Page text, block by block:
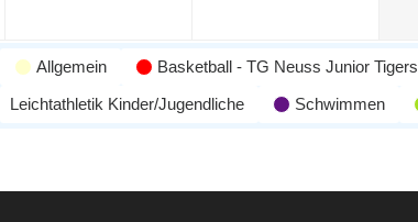
Allgemein Basketball - TG Neuss Junior Tigers
Leichtathletik Kinder/Jugendliche
Schwimmen